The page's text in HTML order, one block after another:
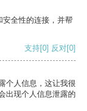
全性的连接，并帮
支持[0] 反对[0]
个人信息，这让我很
出现个人信息泄露的